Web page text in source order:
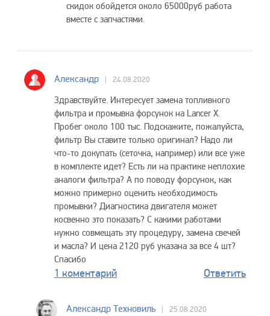
скидок обойдется около 65000руб работа
вместе с запчастями.
Александр 24.08.2020
Здравствуйте. Интересует замена топливного
фильтра и промывка форсунок на Lancer X.
Пробег около 100 тыс. Подскажите, пожалуйста,
фильтр Вы ставите только оригинал? Надо ли
что-то докупать (сеточка, например) или все уже
в комплекте идет? Есть ли на практике неплохие
аналоги фильтра? А по поводу форсунок, как
можно примерно оценить необходимость
промывки? Диагностика двигателя может
косвенно это показать? С какими работами
нужно совмещать эту процедуру, замена свечей
и масла? И цена 2120 руб указана за все 4 шт?
Спасибо
1 коментарий Ответить
Александр Техновиль 25.08.2020